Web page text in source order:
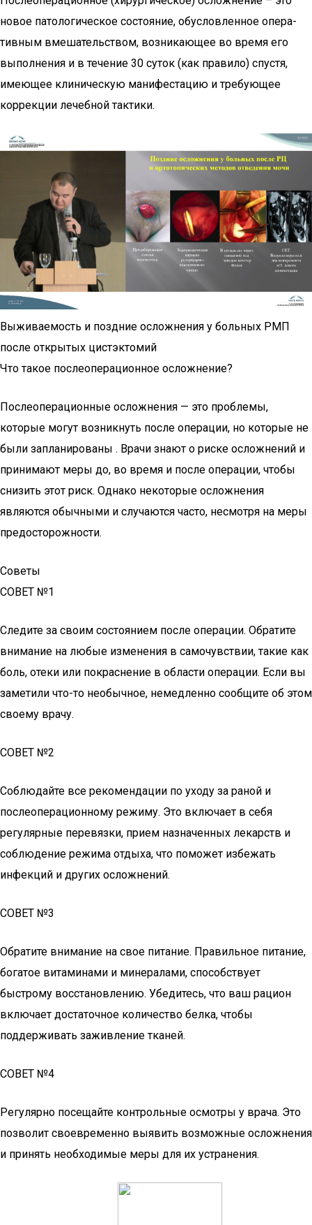
новое патологическое состояние, обусловленное опера-
тивным вмешательством, возникающее во время его
выполнения и в течение 30 суток (как правило) спустя,
имеющее клиническую манифестацию и требующее
коррекции лечебной тактики.
Выживаемость и поздние осложнения у больных РМП
после открытых цистэктомий
Что такое послеоперационное осложнение?
Послеоперационные осложнения — это проблемы,
которые могут возникнуть после операции, но которые не
были запланированы . Врачи знают о риске осложнений и
принимают меры до, во время и после операции, чтобы
снизить этот риск. Однако некоторые осложнения
являются обычными и случаются часто, несмотря на меры
предосторожности.
Советы
СОВЕТ №1
Следите за своим состоянием после операции. Обратите
внимание на любые изменения в самочувствии, такие как
боль, отеки или покраснение в области операции. Если вы
заметили что-то необычное, немедленно сообщите об этом
своему врачу.
СОВЕТ №2
Соблюдайте все рекомендации по уходу за раной и
послеоперационному режиму. Это включает в себя
регулярные перевязки, прием назначенных лекарств и
соблюдение режима отдыха, что поможет избежать
инфекций и других осложнений.
СОВЕТ №3
Обратите внимание на свое питание. Правильное питание,
богатое витаминами и минералами, способствует
быстрому восстановлению. Убедитесь, что ваш рацион
включает достаточное количество белка, чтобы
поддерживать заживление тканей.
СОВЕТ №4
Регулярно посещайте контрольные осмотры у врача. Это
позволит своевременно выявить возможные осложнения
и принять необходимые меры для их устранения.